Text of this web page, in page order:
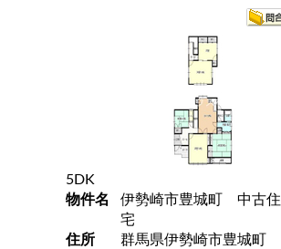
5DK
物件名
伊勢崎市豊城町 中古住
宅
住所
群馬県伊勢崎市豊城町